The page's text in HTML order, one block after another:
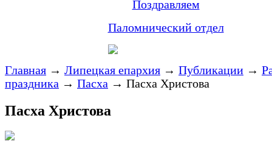
Поздравляем
Паломнический отдел
Главная → Липецкая епархия → Публикации →
праздника → Пасха → Пасха Христова
Пасха Христова